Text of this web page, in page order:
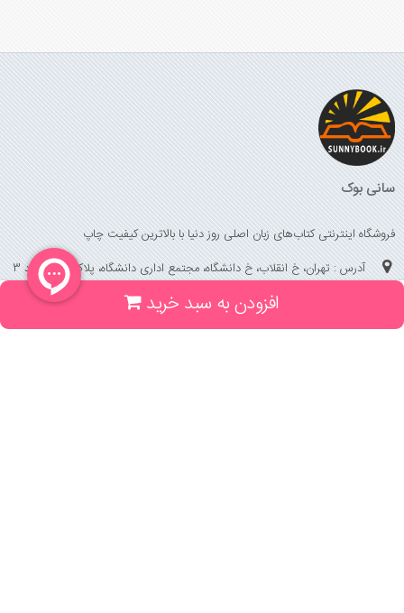
افزودن به سبد خرید
سانی بوک
فروشگاه اینترنتی کتاب‌های زبان اصلی روز دنیا با بالاترین کیفیت چاپ
آدرس : تهران، خ انقلاب، خ دانشگاه، مجتمع اداری دانشگاه، پلاک 158 واحد 3
(جهت خرید حضوری، تلفنی ، پیگیری سفارشات سایت با شماره تلفن 02166175070
تماس حاصل فرمایید)